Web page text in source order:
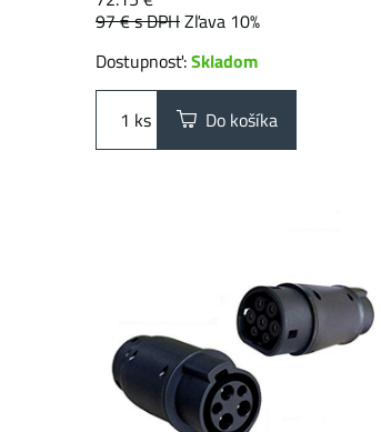
97 €s DPHZľava 10%
Dostupnosť:Skladom
ks Do košíka